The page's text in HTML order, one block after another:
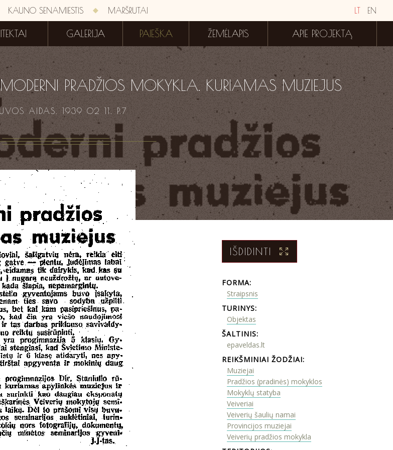
LT EN
KAUNO SENAMIESTIS MARŠRUTAI
GALERIJA PAIEŠKA ŽEMĖLAPIS APIE PROJEKTĄ
PRADŽIOS MOKYKLA. KURIAMAS MUZIEJUS
AIDAS. 1939 02 11. P.7
IŠDIDINTI
FORMA:
Straipsnis
TURINYS:
Objektas
ŠALTINIS:
epaveldas.lt
REIKŠMINIAI ŽODŽIAI:
Muziejai
Pradžios (pradinės) mokyklos
Mokyklų statyba
Veiveriai
Veiverių šaulių namai
Provincijos muziejai
Veiverių pradžios mokykla